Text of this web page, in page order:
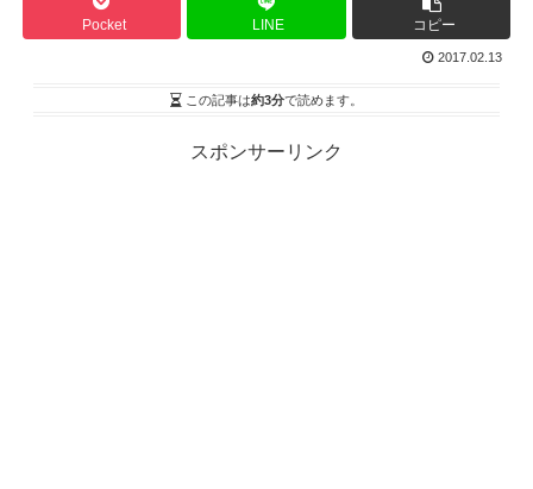
Pocket LINE コピー
2017.02.13
この記事は約3分で読めます。
スポンサーリンク